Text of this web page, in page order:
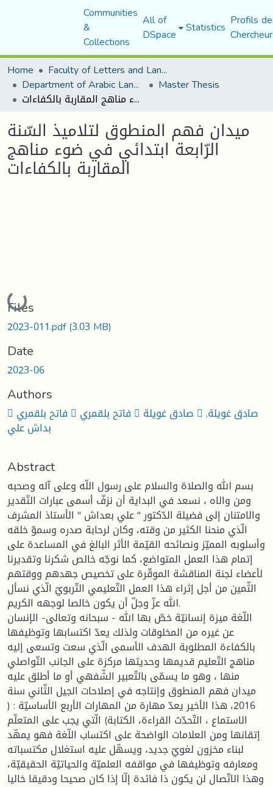
Communities
&
Collections
All of
DSpace Statistics Profils
Home
Faculty of Letters and Languages
Department of Arabic Language and Literature Master Thesis
ميدان فهم المنطوق لتلاميذ السّنة الرّابعة ابتدائي في ضوء مناهج المقاربة بالكفاءات
ميدان فهم المنطوق لتلاميذ السّنة
الرّابعة ابتدائي في ضوء مناهج
المقاربة بالكفاءات
Loading...
Files
2023-011.pdf(3.03 MB)
Date
2023-06
Authors
 فاتح بلقمري  فاتح بلقمري  صادق غويلة  صادق غويلة,
بداش علي
Abstract
بسم الله والصلاة والسلام على رسول اللّه وعلى آله وصحبه
ومن والاه ، نسعد في البداية أن نزفّ أسمى عبارات التّقدير
والامتنان إلى فضيلة الدّكتور " علي بعداش " الأستاذ المشرف
الّذي منحنا الكثير من وقته، وكان لرحابة صدره وسموّ خلقه
وأسلوبه المميّز ونصائحه القيّمة الأثر البالغ في المساعدة على
إتمام هذا العمل المتواضع، كما نوجّه خالص شكرنا وتقديرنا
لأعضاء لجنة المناقشة الموقّرة على تخصيص جهدهم ووقتهم
الثّمين من أجل إثراء هذا العمل التّعليمي التّربويّ الّذي نسأل
الله عزّ وجلّ أن يكون خالصا لوجهه الكريم.
اللّغة ميزة إنسانيّة خصّ بها الله - سبحانه وتعالى- الإنسان
عن غيره من المخلوقات ولذلك يعدّ اكتسابها وتوظيفها
بالكفاءة المطلوبة الهدف الأسمى الّذي سعت وتسعى إليه
مناهج التّعليم قديمها وحديثها مركزة على الجانب التّواصلي
منها ، وهو ما يسمّى بالتّعبير الشّفهي أو ما أطلق عليه
ميدان فهم المنطوق وإنتاجه في إصلاحات الجيل الثّاني سنة
2016، هذا الأخير يعدّ مهارة من المهارات الأربع الأساسيّة : (
الاستماع ، التّحدّث القراءة، الكتابة) الّتي يجب على المتعلّم
إتقانها ومن العلامات الواضحة على اكتساب اللّغة فهو يمهّد
لبناء مخزون لغويّ جديد، ويسهّل عليه استغلال مكتسباته
ومعارفه وتوظيفها في مواقفه العلميّة والحياتيّة الحقيقيّة،
وهذا الاتّصال لن يكون ذا فائدة إلّا إذا كان صحيحا ودقيقا خاليا